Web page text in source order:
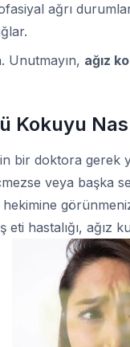
ağrı
Unutmayın, ağız
Kokuyu
bir doktora gerek
veya başka
hastalığı, ağız